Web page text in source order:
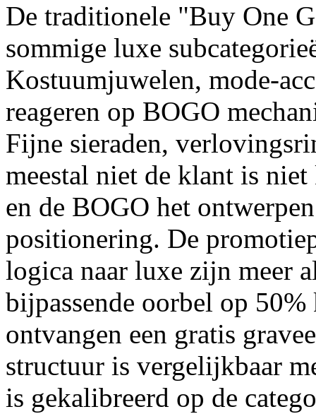
De traditionele "Buy One
sommige luxe
Kostuumjuwelen, mode-
reageren op BOGO
Fijne sieraden,
meestal niet de klant is
en de BOGO het
positionering. De
logica naar luxe zijn meer
bijpassende oorbel op
ontvangen een gratis
structuur is vergelijkbaar
is gekalibreerd op de